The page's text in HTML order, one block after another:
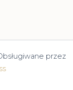
przez